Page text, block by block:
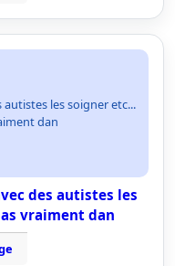
les soigner etc...
dan
des autistes les
vraiment dan